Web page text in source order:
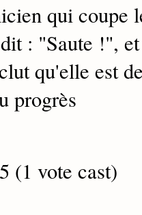
qui coupe
: "Saute !",
qu'elle est
progrès
(1 vote cast)